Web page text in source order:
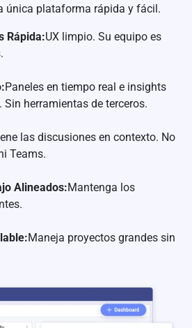
única plataforma rápida y fácil.
Rápida:UX limpio. Su equipo es
Paneles en tiempo real e insights
herramientas de terceros.
las discusiones en contexto. No
Teams.
Alineados:Mantenga los
Maneja proyectos grandes sin